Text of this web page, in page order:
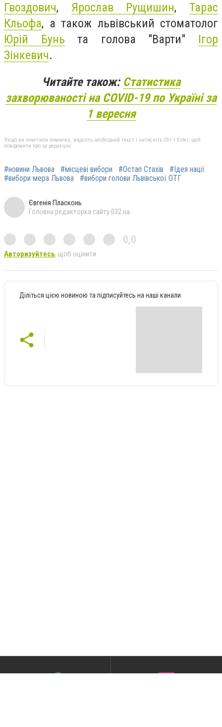
Гвоздович, Ярослав Рущишин,Тарас
Кльофа, а також львівський стоматолог
Юрій Бунь та голова "Варти" Ігор
Зінкевич.
Читайте також: Статистика
захворюваності на COVID-19 по Україні за
1 вересня
Якщо ви помітили помилку, виділіть необхідний текст і натисніть Ctrl + Enter, щоб
повідомити про це редакцію
#новини Львова #місцеві вибори #Остап Стахів
#Ідея нації
#вибори мера Львова
#вибори голови Львівської ОТГ
Євгенія Пласконь
Головна редакторка сайту 032.ua
0,0
Авторизуйтесь, щоб оцінити
Діліться цією новиною та підписуйтесь на наші канали